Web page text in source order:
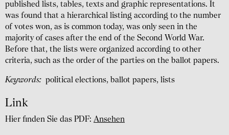
published lists, tables, texts and graphic representations. It
was found that a hierarchical listing according to the number
of votes won, as is common today, was only seen in the
majority of cases after the end of the Second World War.
Before that, the lists were organized accord­ing to other
criteria, such as the order of the parties on the ballot papers.
Keywords: political elections, ballot papers, lists
Link
Hier finden Sie das PDF: Ansehen